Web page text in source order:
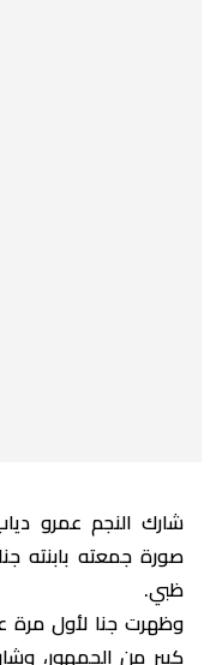
شارك النجم عمرو
صورة جمعته بابنته
ظبي.
وظهرت جنا لأول مرة
كبير من الجمهور،